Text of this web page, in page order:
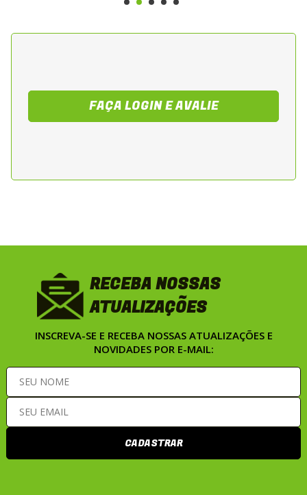
FAÇA LOGIN E AVALIE
RECEBA NOSSAS
ATUALIZAÇÕES
INSCREVA-SE E RECEBA NOSSAS ATUALIZAÇÕES E
NOVIDADES POR E-MAIL:
CADASTRAR